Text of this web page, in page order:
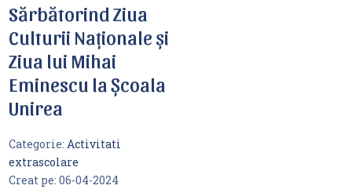
Sărbătorind Ziua
Culturii Naționale și
Ziua lui Mihai
Eminescu la Școala
Unirea
Categorie: Activitati
extrascolare
Creat pe: 06-04-2024